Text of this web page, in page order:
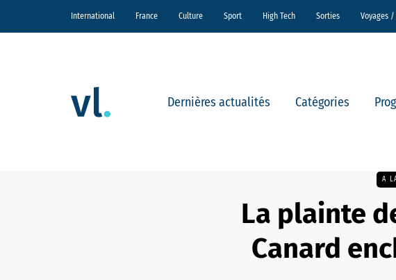
International France Culture Sport High Tech Sorties Voyages
Dernières actualités Catégories
A
La plainte
Canard